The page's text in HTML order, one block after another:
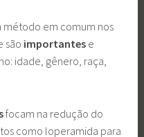
método em comum nos
são importantes e
idade, gênero, raça,
focam na redução do
como loperamida para